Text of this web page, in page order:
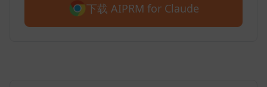
下载 AIPRM for Claude